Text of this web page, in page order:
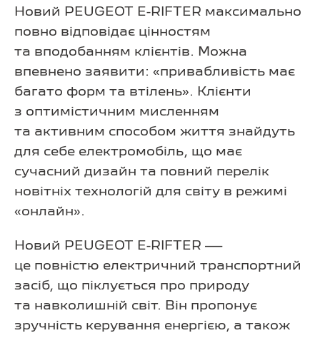
Новий PEUGEOT E-RIFTER максимально
повно відповідає цінностям
та вподобанням клієнтів. Можна
впевнено заявити: «привабливість має
багато форм та втілень». Клієнти
з оптимістичним мисленням
та активним способом життя знайдуть
для себе електромобіль, що має
сучасний дизайн та повний перелік
новітніх технологій для світу в режимі
«онлайн».
Новий PEUGEOT E-RIFTER —
це повністю електричний транспортний
засіб, що піклується про природу
та навколишній світ. Він пропонує
зручність керування енергією, а також